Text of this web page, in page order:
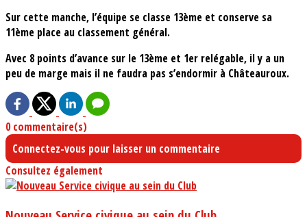
Sur cette manche, l’équipe se classe 13ème et conserve sa
11ème place au classement général.
Avec 8 points d’avance sur le 13ème et 1er relégable, il y a un
peu de marge mais il ne faudra pas s’endormir à Châteauroux.
0 commentaire(s)
Connectez-vous pour laisser un commentaire
Consultez également